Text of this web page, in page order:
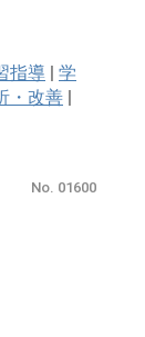
指導 | 学
・改善 |
No. 01600